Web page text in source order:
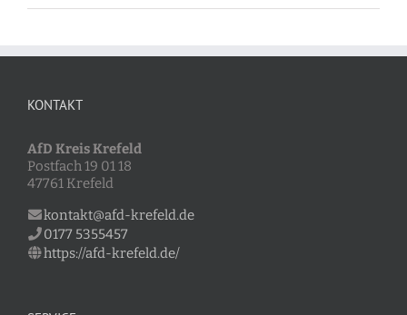
KONTAKT
AfD Kreis Krefeld
Postfach 19 01 18
47761 Krefeld
kontakt@afd-krefeld.de
0177 5355457
https://afd-krefeld.de/